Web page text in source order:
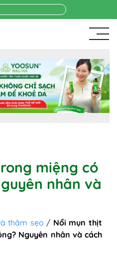
miệng có
nhân và
thâm sẹo / Nổi mụn thịt
Nguyên nhân và cách